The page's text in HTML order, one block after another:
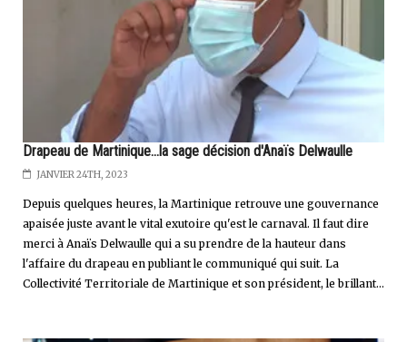
Drapeau de Martinique...la sage décision d'Anaïs Delwaulle
JANVIER 24TH, 2023
Depuis quelques heures, la Martinique retrouve une gouvernance
apaisée juste avant le vital exutoire qu'est le carnaval. Il faut dire
merci à Anaïs Delwaulle qui a su prendre de la hauteur dans
l'affaire du drapeau en publiant le communiqué qui suit. La
Collectivité Territoriale de Martinique et son président, le brillant...